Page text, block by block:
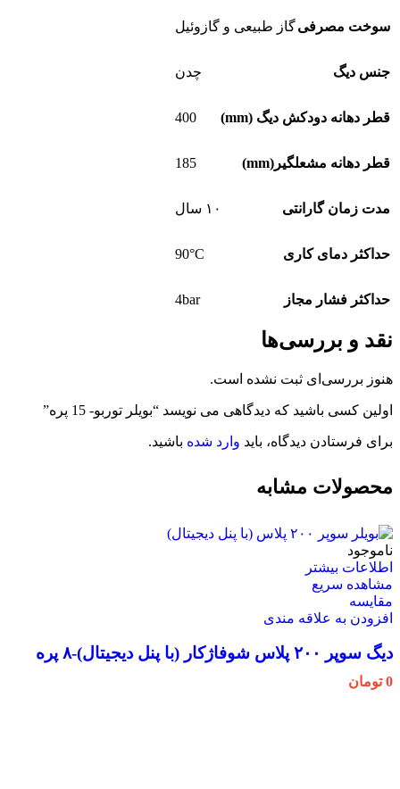
سوخت مصرفیگاز طبیعی و گازوئیل
جنس دیگ چدن
قطر دهانه دودکش دیگ (mm) 400
قطر دهانه مشعلگیر(mm) 185
مدت زمان گارانتی ۱۰ سال
حداکثر دمای کاری 90°C
حداکثر فشار مجاز 4bar
نقد و بررسی‌ها
هنوز بررسی‌ای ثبت نشده است.
اولین کسی باشید که دیدگاهی می نویسد “بویلر توربو- 15 پره”
برای فرستادن دیدگاه، باید وارد شده باشید.
محصولات مشابه
ناموجود
اطلاعات بیشتر
مشاهده سریع
مقایسه
افزودن به علاقه مندی
دیگ سوپر ۲۰۰ پلاس شوفاژکار (با پنل دیجیتال)-۸ پره
0 تومان